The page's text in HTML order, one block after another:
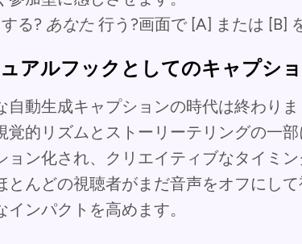
る? あなた 行う?画面で [A] または [B]
アルフックとしてのキャプシ
自動生成キャプションの時代は終わり
覚的リズムとストーリーテリングの一部
ョン化され、クリエイティブなタイミ
とんどの視聴者がまだ音声をオフにし
インパクトを高めます。